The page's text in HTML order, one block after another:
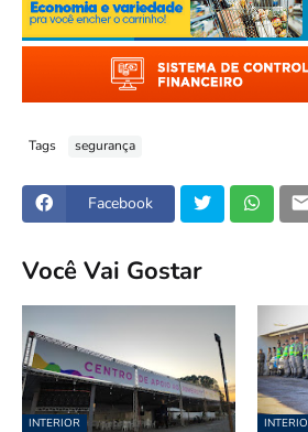
Tags segurança
Facebook
Você Vai Gostar
INTERIOR